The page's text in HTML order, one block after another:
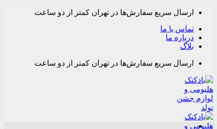
Skip
content
ارسال سریع سفارش‌ها در تهران کمتر از دو ساعت
تماس با ما
درباره ما
بلاگ
ارسال سریع سفارش‌ها در تهران کمتر از دو ساعت